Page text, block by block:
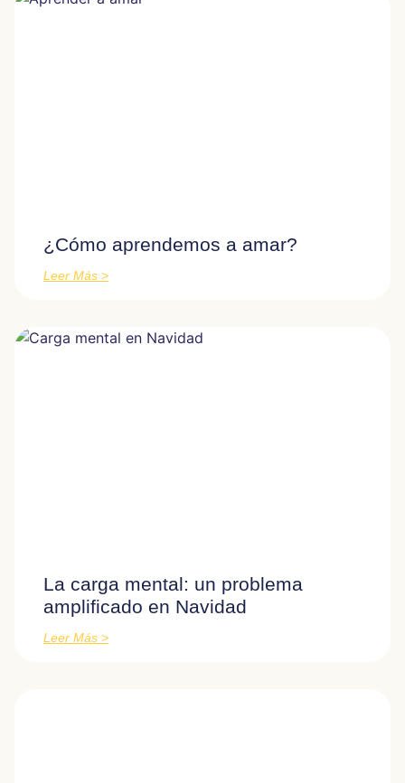
¿Cómo aprendemos a amar?
Leer Más >
La carga mental: un problema
amplificado en Navidad
Leer Más >